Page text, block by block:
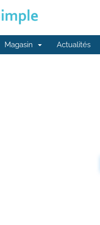
Magasin Actualités